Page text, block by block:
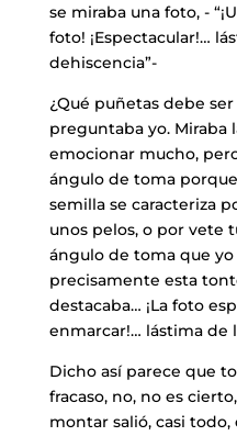
se miraba una foto, ­-
foto! ¡Espectacular!…
dehiscencia”-
¿Qué puñetas debe
preguntaba yo. Miraba
emocionar mucho,
ángulo de toma
semilla se caracteriza
unos pelos, o por vete
ángulo de toma que
precisamente esta
destacaba… ¡La foto
enmarcar!… lástima de
Dicho así parece que
fracaso, no, no es
montar salió, casi